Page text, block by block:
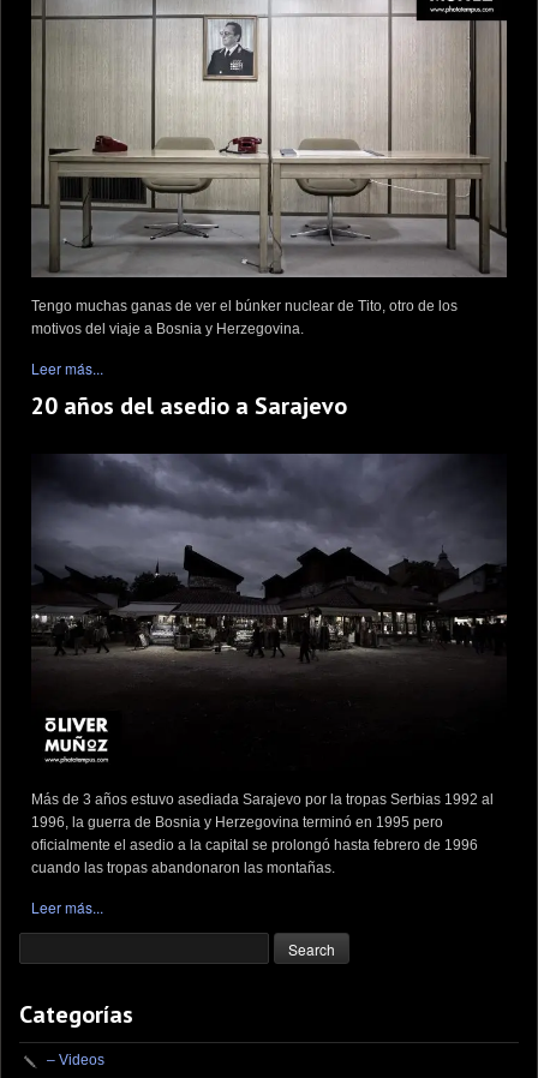
Tengo muchas ganas de ver el búnker nuclear de Tito, otro de los
motivos del viaje a Bosnia y Herzegovina.
Leer más...
20 años del asedio a Sarajevo
Más de 3 años estuvo asediada Sarajevo por la tropas Serbias 1992 al
1996, la guerra de Bosnia y Herzegovina terminó en 1995 pero
oficialmente el asedio a la capital se prolongó hasta febrero de 1996
cuando las tropas abandonaron las montañas.
Leer más...
Categorías
– Videos